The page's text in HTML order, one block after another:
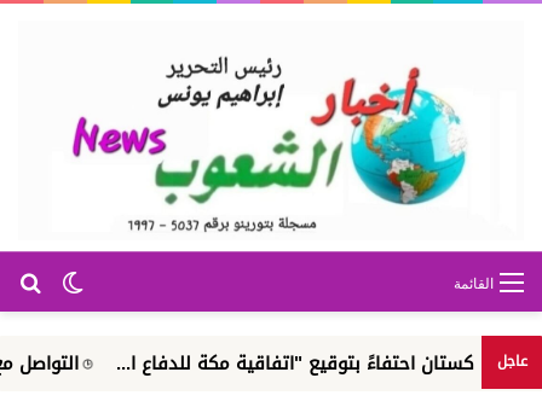
الوضع القائمة
عاجلاحتفاءً بتوقيع "اتفاقية مكة للدفاع ا... التواصل مع